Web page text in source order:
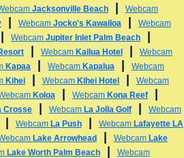
Jacksonville Beach
Webcam
Webcam Jocko's Kawailoa
Webcam
Webcam Jupiter Inlet Palm Beach
Webcam Kailua Hotel
Webcam
Kapaa Webcam Kapalua
Webcam
Kihei Webcam Kihei Hotel
Webcam
Koloa Webcam Kona Reef
Crosse Webcam La Jolla Golf
Webcam
Webcam La Push Webcam Lafayette LA
Lake Arrowhead Webcam Lake
Lake Worth Palm Beach
Webcam